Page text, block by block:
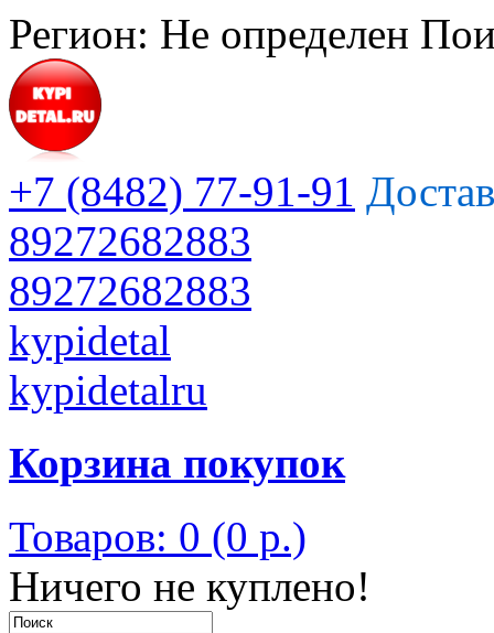
Регион: Не определен
+7 (8482) 77-91-91
89272682883
89272682883
kypidetal
kypidetalru
Корзина покупок
Товаров: 0 (0 р.)
Ничего не куплено!